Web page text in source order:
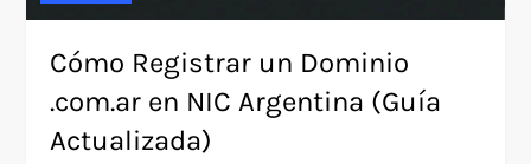
Cómo Registrar un Dominio
.com.ar en NIC Argentina (Guía
Actualizada)